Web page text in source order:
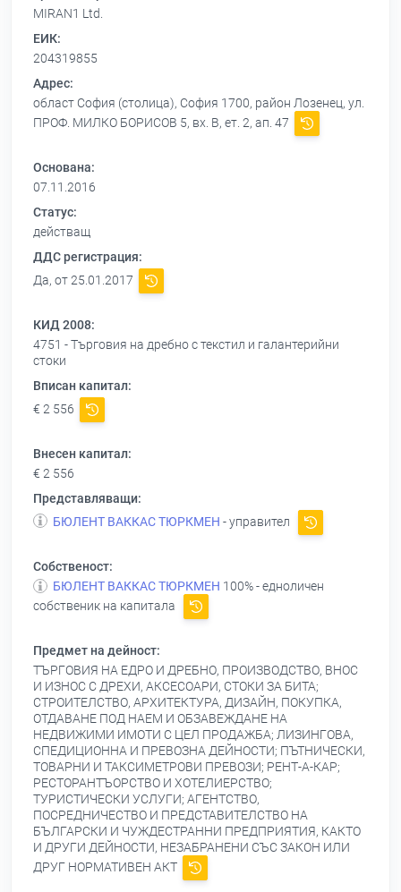
MIRAN1 Ltd.
ЕИК:
204319855
Адрес:
област София (столица), София 1700, район Лозенец, ул.
ПРОФ. МИЛКО БОРИСОВ 5, вх. В, ет. 2, ап. 47
Основана:
07.11.2016
Статус:
действащ
ДДС регистрация:
Да, от 25.01.2017
КИД 2008:
4751 - Търговия на дребно с текстил и галантерийни
стоки
Вписан капитал:
€ 2 556
Внесен капитал:
€ 2 556
Представляващи:
БЮЛЕНТ ВАККАС ТЮРКМЕН - управител
Собственост:
БЮЛЕНТ ВАККАС ТЮРКМЕН 100% - едноличен
собственик на капитала
Предмет на дейност:
ТЪРГОВИЯ НА ЕДРО И ДРЕБНО, ПРОИЗВОДСТВО, ВНОС
И ИЗНОС С ДРЕХИ, АКСЕСОАРИ, СТОКИ ЗА БИТА;
СТРОИТЕЛСТВО, АРХИТЕКТУРА, ДИЗАЙН, ПОКУПКА,
ОТДАВАНЕ ПОД НАЕМ И ОБЗАВЕЖДАНЕ НА
НЕДВИЖИМИ ИМОТИ С ЦЕЛ ПРОДАЖБА; ЛИЗИНГОВА,
СПЕДИЦИОННА И ПРЕВОЗНА ДЕЙНОСТИ; ПЪТНИЧЕСКИ,
ТОВАРНИ И ТАКСИМЕТРОВИ ПРЕВОЗИ; РЕНТ-А-КАР;
РЕСТОРАНТЪОРСТВО И ХОТЕЛИЕРСТВО;
ТУРИСТИЧЕСКИ УСЛУГИ; АГЕНТСТВО,
ПОСРЕДНИЧЕСТВО И ПРЕДСТАВИТЕЛСТВО НА
БЪЛГАРСКИ И ЧУЖДЕСТРАННИ ПРЕДПРИЯТИЯ, КАКТО
И ДРУГИ ДЕЙНОСТИ, НЕЗАБРАНЕНИ СЪС ЗАКОН ИЛИ
ДРУГ НОРМАТИВЕН АКТ